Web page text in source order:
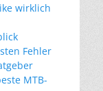
wirklich
Fehler
MTB-